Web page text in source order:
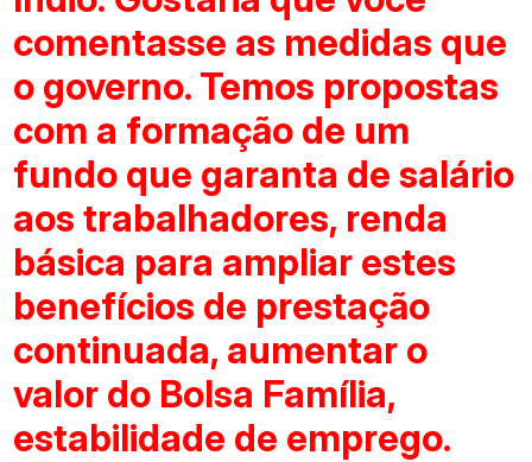
comentasse as medidas que
o governo. Temos propostas
com a formação de um
fundo que garanta de salário
aos trabalhadores, renda
básica para ampliar estes
benefícios de prestação
continuada, aumentar o
valor do Bolsa Família,
estabilidade de emprego.